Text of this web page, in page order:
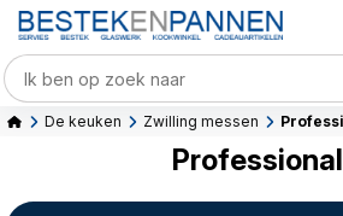
De keuken Zwilling messen